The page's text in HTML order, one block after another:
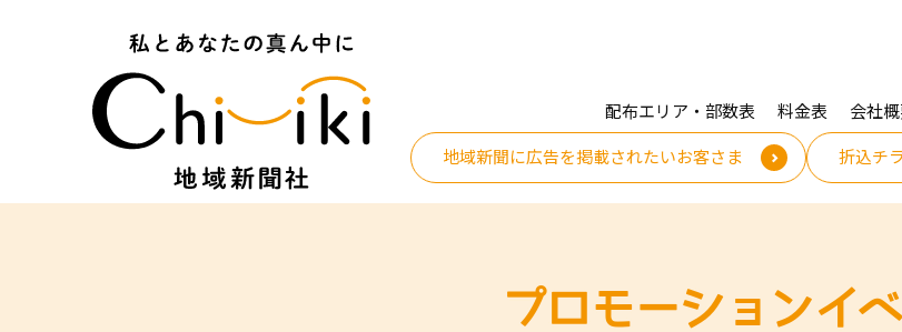
配布エリア・部数表 料金表 会社
地域新聞に広告を掲載されたいお客さま
折込チ
プロモーションイ